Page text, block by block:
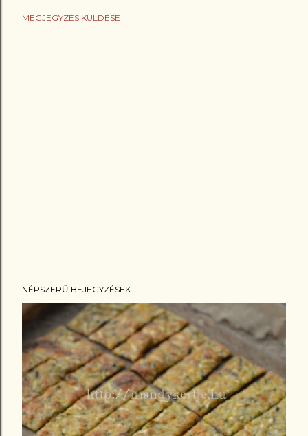
MEGJEGYZÉS KÜLDÉSE
NÉPSZERŰ BEJEGYZÉSEK